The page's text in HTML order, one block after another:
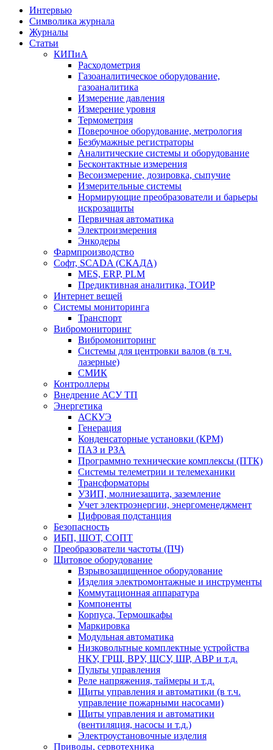
Интервью
Символика журнала
Журналы
Статьи
КИПиА
Расходометрия
Газоаналитическое оборудование,
газоаналитика
Измерение давления
Измерение уровня
Термометрия
Поверочное оборудование, метрология
Безбумажные регистраторы
Аналитические системы и оборудование
Бесконтактные измерения
Весоизмерение, дозировка, сыпучие
Измерительные системы
Нормирующие преобразователи и барьеры
искрозащиты
Первичная автоматика
Электроизмерения
Энкодеры
Фармпроизводство
Софт, SCADA (СКАДА)
MES, ERP, PLM
Предиктивная аналитика, ТОИР
Интернет вещей
Системы мониторинга
Транспорт
Вибромониторинг
Вибромониторинг
Системы для центровки валов (в т.ч.
лазерные)
СМИК
Контроллеры
Внедрение АСУ ТП
Энергетика
АСКУЭ
Генерация
Конденсаторные установки (КРМ)
ПАЗ и РЗА
Программно технические комплексы (ПТК)
Системы телеметрии и телемеханики
Трансформаторы
УЗИП, молниезащита, заземление
Учет электроэнергии, энергоменеджмент
Цифровая подстанция
Безопасность
ИБП, ШОТ, СОПТ
Преобразователи частоты (ПЧ)
Щитовое оборудование
Взрывозащищенное оборудование
Изделия электромонтажные и инструменты
Коммутационная аппаратура
Компоненты
Корпуса, Термошкафы
Маркировка
Модульная автоматика
Низковольтные комплектные устройства
НКУ, ГРЩ, ВРУ, ЩСУ, ШР, АВР и т.д.
Пульты управления
Реле напряжения, таймеры и т.д.
Щиты управления и автоматики (в т.ч.
управление пожарными насосами)
Щиты управления и автоматики
(вентиляция, насосы и т.д.)
Электроустановочные изделия
Приводы, сервотехника